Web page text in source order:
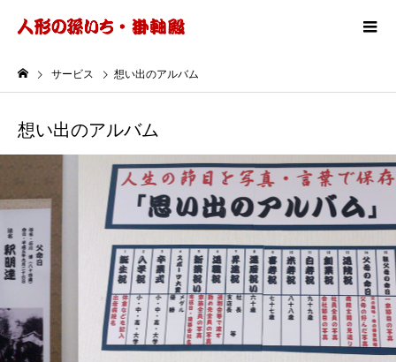
サービス 想い出のアルバム
想い出のアルバム